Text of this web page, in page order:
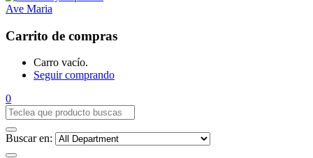
Carrito de compras
Carro vacío.
Seguir comprando
0
Buscar en: